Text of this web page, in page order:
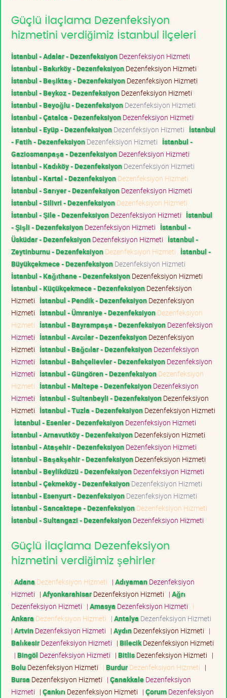
Güçlü İlaçlama Dezenfeksiyon
hizmetini verdiğimiz İstanbul ilçeleri
İstanbul - Adalar - DezenfeksiyonDezenfeksiyon Hizmeti
İstanbul - Bakırköy - DezenfeksiyonDezenfeksiyon Hizmeti
İstanbul - Beşiktaş - DezenfeksiyonDezenfeksiyon Hizmeti
İstanbul - Beykoz - DezenfeksiyonDezenfeksiyon Hizmeti
İstanbul - Beyoğlu - DezenfeksiyonDezenfeksiyon Hizmeti
İstanbul - Çatalca - DezenfeksiyonDezenfeksiyon Hizmeti
İstanbul - Eyüp - DezenfeksiyonDezenfeksiyon Hizmeti İstanbul
- Fatih - DezenfeksiyonDezenfeksiyon Hizmeti İstanbul -
Gaziosmanpaşa - DezenfeksiyonDezenfeksiyon Hizmeti
İstanbul - Kadıköy - DezenfeksiyonDezenfeksiyon Hizmeti
İstanbul - Kartal - DezenfeksiyonDezenfeksiyon Hizmeti
İstanbul - Sarıyer - DezenfeksiyonDezenfeksiyon Hizmeti
İstanbul - Silivri - DezenfeksiyonDezenfeksiyon Hizmeti
İstanbul - Şile - DezenfeksiyonDezenfeksiyon Hizmeti İstanbul
- Şişli - DezenfeksiyonDezenfeksiyon Hizmeti İstanbul -
Üsküdar - DezenfeksiyonDezenfeksiyon Hizmeti İstanbul -
Zeytinburnu - DezenfeksiyonDezenfeksiyon Hizmeti İstanbul -
Büyükçekmece - DezenfeksiyonDezenfeksiyon Hizmeti
İstanbul - Kağıthane - DezenfeksiyonDezenfeksiyon Hizmeti
İstanbul - Küçükçekmece - DezenfeksiyonDezenfeksiyon
Hizmeti İstanbul - Pendik - DezenfeksiyonDezenfeksiyon
Hizmeti İstanbul - Ümraniye - DezenfeksiyonDezenfeksiyon
Hizmeti İstanbul - Bayrampaşa - DezenfeksiyonDezenfeksiyon
Hizmeti İstanbul - Avcılar - DezenfeksiyonDezenfeksiyon
Hizmeti İstanbul - Bağcılar - DezenfeksiyonDezenfeksiyon
Hizmeti İstanbul - Bahçelievler - DezenfeksiyonDezenfeksiyon
Hizmeti İstanbul - Güngören - DezenfeksiyonDezenfeksiyon
Hizmeti İstanbul - Maltepe - DezenfeksiyonDezenfeksiyon
Hizmeti İstanbul - Sultanbeyli - DezenfeksiyonDezenfeksiyon
Hizmeti İstanbul - Tuzla - DezenfeksiyonDezenfeksiyon Hizmeti
İstanbul - Esenler - DezenfeksiyonDezenfeksiyon Hizmeti
İstanbul - Arnavutköy - DezenfeksiyonDezenfeksiyon Hizmeti
İstanbul - Ataşehir - DezenfeksiyonDezenfeksiyon Hizmeti
İstanbul - Başakşehir - DezenfeksiyonDezenfeksiyon Hizmeti
İstanbul - Beylikdüzü - DezenfeksiyonDezenfeksiyon Hizmeti
İstanbul - Çekmeköy - DezenfeksiyonDezenfeksiyon Hizmeti
İstanbul - Esenyurt - DezenfeksiyonDezenfeksiyon Hizmeti
İstanbul - Sancaktepe - DezenfeksiyonDezenfeksiyon Hizmeti
İstanbul - Sultangazi - DezenfeksiyonDezenfeksiyon Hizmeti
Güçlü İlaçlama Dezenfeksiyon
hizmetini verdiğimiz şehirler
| Adana Dezenfeksiyon Hizmeti | AdıyamanDezenfeksiyon
Hizmeti | AfyonkarahisarDezenfeksiyon Hizmeti | Ağrı
Dezenfeksiyon Hizmeti | Amasya Dezenfeksiyon Hizmeti |
Ankara Dezenfeksiyon Hizmeti | Antalya Dezenfeksiyon Hizmeti
| ArtvinDezenfeksiyon Hizmeti | AydınDezenfeksiyon Hizmeti |
BalıkesirDezenfeksiyon Hizmeti | BilecikDezenfeksiyon Hizmeti
| Bingöl Dezenfeksiyon Hizmeti | BitlisDezenfeksiyon Hizmeti |
BoluDezenfeksiyon Hizmeti | BurdurDezenfeksiyon Hizmeti |
Bursa Dezenfeksiyon Hizmeti | ÇanakkaleDezenfeksiyon
Hizmeti | Çankırı Dezenfeksiyon Hizmeti | ÇorumDezenfeksiyon